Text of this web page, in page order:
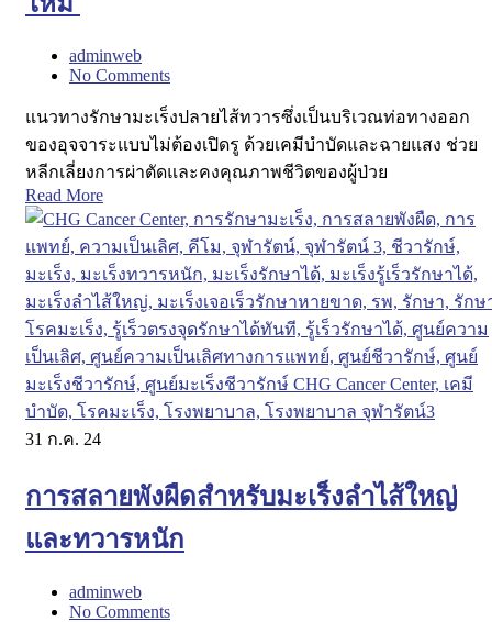
adminweb
No Comments
แนวทางรักษามะเร็งปลายไส้ทวารซึ่งเป็นบริเวณท่อทางออก
ของอุจจาระแบบไม่ต้องเปิดรู ด้วยเคมีบำบัดและฉายแสง ช่วย
หลีกเลี่ยงการผ่าตัดและคงคุณภาพชีวิตของผู้ป่วย
Read More
31 ก.ค. 24
การสลายพังผืดสำหรับมะเร็งลำไส้ใหญ่
และทวารหนัก
adminweb
No Comments